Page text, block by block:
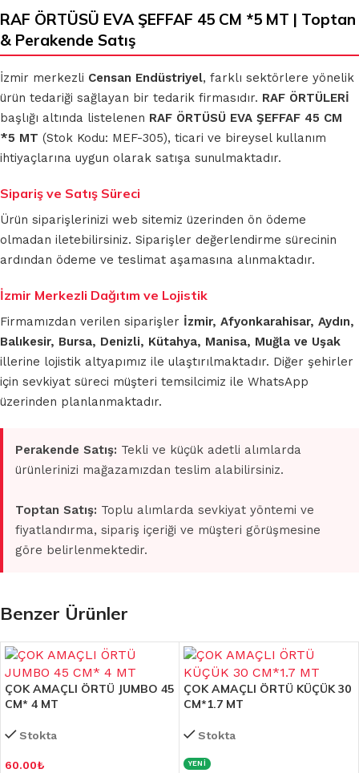
RAF ÖRTÜSÜ EVA ŞEFFAF 45 CM *5 MT | Toptan
& Perakende Satış
İzmir merkezli Censan Endüstriyel, farklı sektörlere yönelik
ürün tedariği sağlayan bir tedarik firmasıdır. RAF ÖRTÜLERİ
başlığı altında listelenen RAF ÖRTÜSÜ EVA ŞEFFAF 45 CM
*5 MT (Stok Kodu: MEF-305), ticari ve bireysel kullanım
ihtiyaçlarına uygun olarak satışa sunulmaktadır.
Sipariş ve Satış Süreci
Ürün siparişlerinizi web sitemiz üzerinden ön ödeme
olmadan iletebilirsiniz. Siparişler değerlendirme sürecinin
ardından ödeme ve teslimat aşamasına alınmaktadır.
İzmir Merkezli Dağıtım ve Lojistik
Firmamızdan verilen siparişler İzmir, Afyonkarahisar, Aydın,
Balıkesir, Bursa, Denizli, Kütahya, Manisa, Muğla ve Uşak
illerine lojistik altyapımız ile ulaştırılmaktadır. Diğer şehirler
için sevkiyat süreci müşteri temsilcimiz ile WhatsApp
üzerinden planlanmaktadır.
Perakende Satış: Tekli ve küçük adetli alımlarda
ürünlerinizi mağazamızdan teslim alabilirsiniz.
Toptan Satış: Toplu alımlarda sevkiyat yöntemi ve
fiyatlandırma, sipariş içeriği ve müşteri görüşmesine
göre belirlenmektedir.
Benzer Ürünler
ÇOK AMAÇLI ÖRTÜ JUMBO 45
CM* 4 MT
Stokta
60.00₺
ÇOK AMAÇLI ÖRTÜ KÜÇÜK 30
CM*1.7 MT
Stokta
YENİ